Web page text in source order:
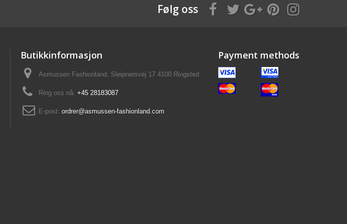
Følg oss
Butikkinformasjon
Asmussen Fashionland, Sleipnersvej 17 4100 Ringsted
Ring oss nå: +45 28183087
E-post: ordrer@asmussen-fashionland.com
Payment methods